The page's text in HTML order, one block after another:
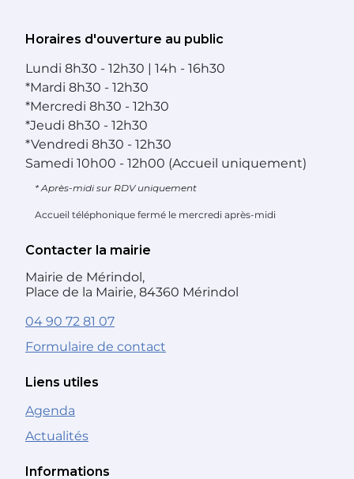
Horaires d'ouverture au public
Lundi 8h30 - 12h30 | 14h - 16h30
*Mardi 8h30 - 12h30
*Mercredi 8h30 - 12h30
*Jeudi 8h30 - 12h30
*Vendredi 8h30 - 12h30
Samedi 10h00 - 12h00 (Accueil uniquement)
* Après-midi sur RDV uniquement
Accueil téléphonique fermé le mercredi après-midi
Contacter la mairie
Mairie de Mérindol,
Place de la Mairie, 84360 Mérindol
04 90 72 81 07
Formulaire de contact
Liens utiles
Agenda
Actualités
Informations